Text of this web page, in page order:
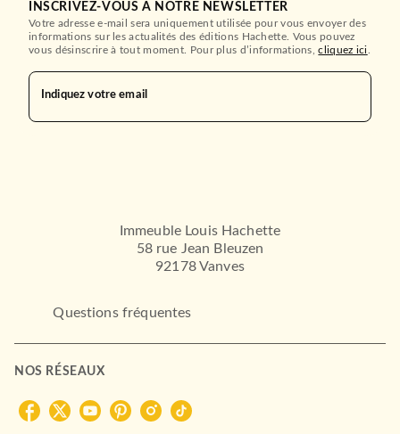
Felix Culpa - The Elite Tome
Lorea Springs
Oxanna SK
26/06/2025
INSCRIVEZ-VOUS À NOTRE NEWSLETTER
Votre adresse e-mail sera uniquement utilisée pour vous envoyer des
informations sur les actualités des éditions Hachette. Vous pouvez
vous désinscrire à tout moment. Pour plus d’informations,cliquez ici
Indiquez votre email
Immeuble Louis Hachette
58 rue Jean Bleuzen
92178 Vanves
Questions fréquentes
NOS RÉSEAUX